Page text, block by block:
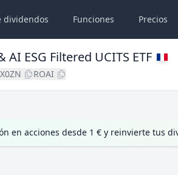
dividendos Funciones Precios
ESG Filtered UCITS ETF
ROAI
en acciones desde 1 € y reinvierte tus